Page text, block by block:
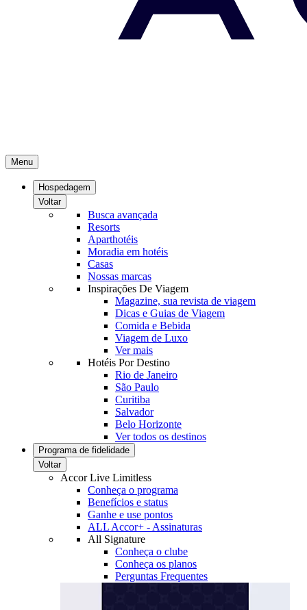
Menu
Hospedagem
Voltar
Busca avançada
Resorts
Aparthotéis
Moradia em hotéis
Casas
Nossas marcas
Inspirações De Viagem
Magazine, sua revista de viagem
Dicas e Guias de Viagem
Comida e Bebida
Viagem de Luxo
Ver mais
Hotéis Por Destino
Rio de Janeiro
São Paulo
Curitiba
Salvador
Belo Horizonte
Ver todos os destinos
Programa de fidelidade
Voltar
Accor Live Limitless
Conheça o programa
Benefícios e status
Ganhe e use pontos
ALL Accor+ - Assinaturas
All Signature
Conheça o clube
Conheça os planos
Perguntas Frequentes